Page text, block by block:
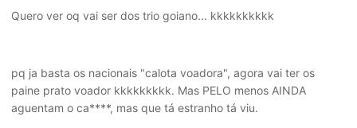
Quero ver oq vai ser dos trio goiano... kkkkkkkkkk
pq ja basta os nacionais "calota voadora", agora vai ter os
paine prato voador kkkkkkkkk. Mas PELO menos AINDA
aguentam o ca****, mas que tá estranho tá viu.